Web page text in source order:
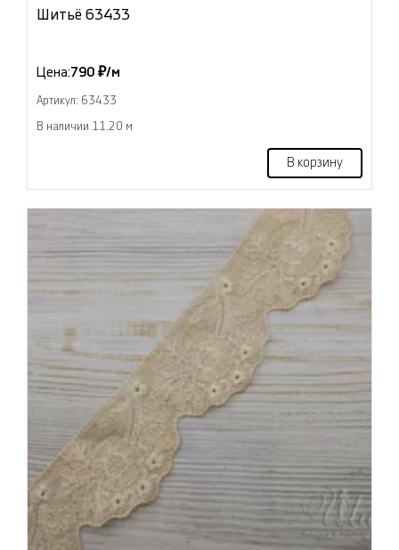
Шитьё 63433
Цена:790 ₽/м
Артикул: 63433
В наличии 11.20 м
В корзину